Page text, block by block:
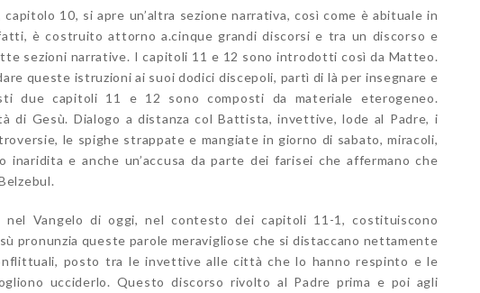
10, si apre un’altra sezione narrativa, così come è abituale in
è costruito attorno a.cinque grandi discorsi e tra un discorso e
sezioni narrative. I capitoli 11 e 12 sono introdotti così da Matteo.
queste istruzioni ai suoi dodici discepoli, partì di là per insegnare e
due capitoli 11 e 12 sono composti da materiale eterogeneo.
di Gesù. Dialogo a distanza col Battista, invettive, lode al Padre, i
le spighe strappate e mangiate in giorno di sabato, miracoli,
inaridita e anche un’accusa da parte dei farisei che affermano che
Vangelo di oggi, nel contesto dei capitoli 11-1, costituiscono
pronunzia queste parole meravigliose che si distaccano nettamente
posto tra le invettive alle città che lo hanno respinto e le
ucciderlo. Questo discorso rivolto al Padre prima e poi agli